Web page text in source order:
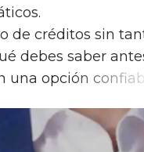
de créditos sin
debes saber
opción